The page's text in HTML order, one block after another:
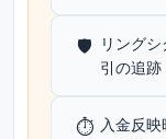
🛡️
リング
引の追
⏱️ 入金反